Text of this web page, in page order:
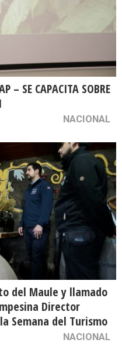
– SE CAPACITA SOBRE
NACIONAL
del Maule y llamado
Director
Semana del Turismo
NACIONAL